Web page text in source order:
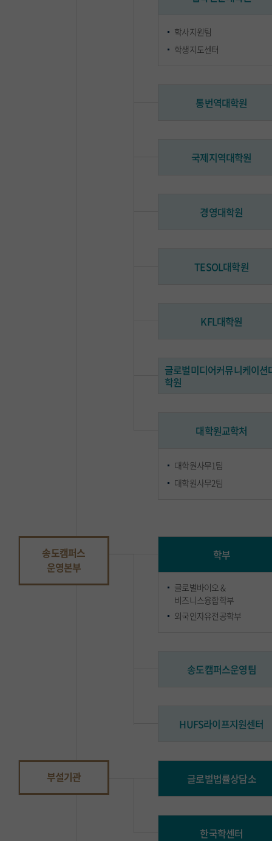
학사지원팀
학생지도센터
통번역대학원
국제지역대학원
경영대학원
TESOL대학원
KFL대학원
글로벌미디어커뮤니케이션
학원
대학원교학처
대학원사무1팀
대학원사무2팀
송도캠퍼스
운영본부
학부
글로벌바이오 &
비즈니스융합학부
외국인자유전공학부
송도캠퍼스운영팀
HUFS라이프지원센터
부설기관 글로벌법률상담소
한국학센터